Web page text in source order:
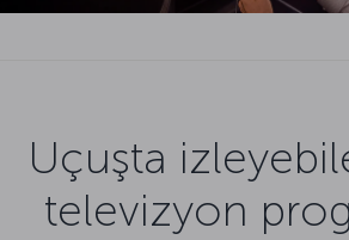
Uçuşta
televizyon